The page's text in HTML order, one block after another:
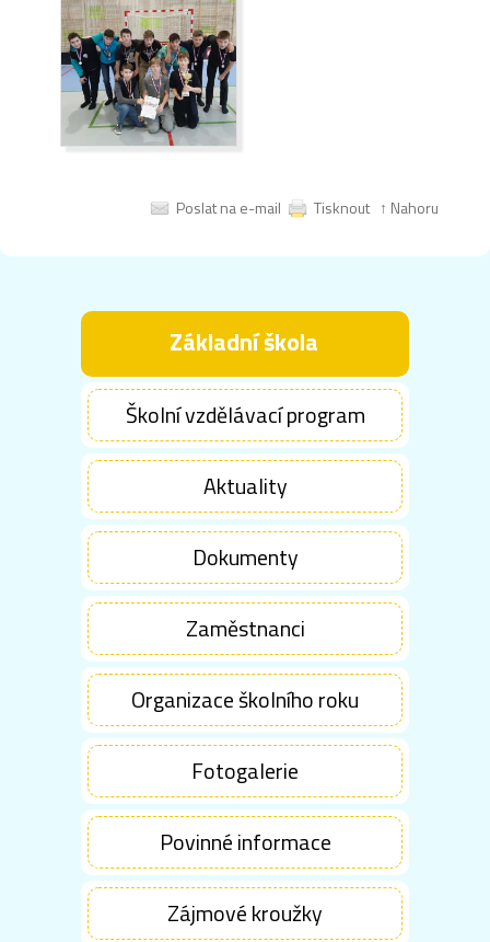
Poslat na e-mail Tisknout ↑ Nahoru
Základní škola
Školní vzdělávací program
Aktuality
Dokumenty
Zaměstnanci
Organizace školního roku
Fotogalerie
Povinné informace
Zájmové kroužky